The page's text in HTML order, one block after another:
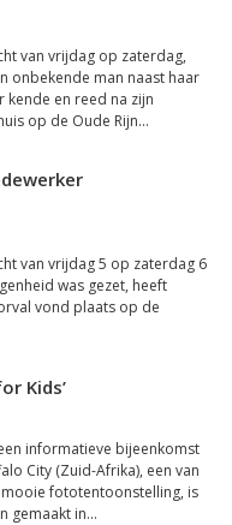
van vrijdag op zaterdag,
onbekende man naast haar
kende en reed na zijn
op de Oude Rijn...
van vrijdag 5 op zaterdag 6
was gezet, heeft
vond plaats op de
Kids’
informatieve bijeenkomst
City (Zuid-Afrika), een van
mooie fototentoonstelling, is
gemaakt in...